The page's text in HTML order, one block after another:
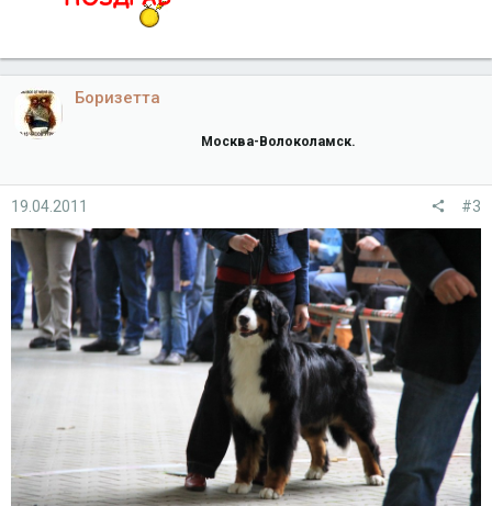
Боризетта
Москва-Волоколамск.
19.04.2011 #3